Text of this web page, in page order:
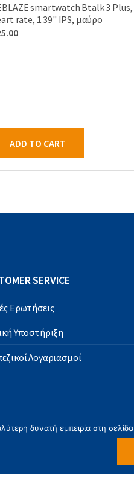
smartwatch Btalk 3 Plus,
rate, 1.39" IPS, μαύρο
ADD TO CART
SERVICE
Ερωτήσεις
Υποστήριξη
Λογαριασμοί
δυνατή εμπειρία στη